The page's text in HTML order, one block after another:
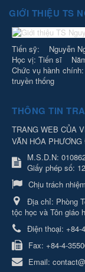
GIỚI THIỆU TS
Tiến sỹ: Nguyễn
Học vị: Tiến sĩ
Chức vụ hành
truyền thống
THÔNG TIN
TRANG WEB CỦA
VĂN HÓA
M.S.D.N:
Giấy phép số:
Chịu trách
Địa chỉ: Phòng
tộc học và Tôn giáo
Điện thoại: +84-
Fax: +84-4-
Email: